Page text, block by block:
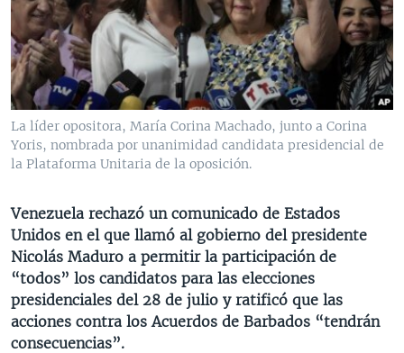
VENEZUELA
BRASIL
NICARAGUA
ECONOMÍA
ENTRETENIMIENTO Y CULTURA
TECNOLOGÍA
DEPORTES
CIENCIA Y SALUD
MULTIMEDIA
VIDEOS
FOTOGRAFÍA
AUDIOS
PROGRAMAS TV
EL MUNDO AL DÍA
FORO INTERAMERICANO
VISIÓN 360
PANORAMA
RADIO
AVANCE INFORMATIVO
AUDIONOTICIAS
ESTADOS UNIDOS AL DÍA
EL MUNDO AL DÍA [RADIO]
FORO [RADIO]
DEPORTIVO INTERNACIONAL
NOTA ECONÓMICA
DIRECT
DOCUMENTALES DE LA VOA
SÍGANOS
Idiomas
La líder opositora, María Corina Machado, junto a Corina
Yoris, nombrada por unanimidad candidata presidencial de
la Plataforma Unitaria de la oposición.
Venezuela rechazó un comunicado de Estados
Unidos en el que llamó al gobierno del presidente
Nicolás Maduro a permitir la participación de
“todos” los candidatos para las elecciones
presidenciales del 28 de julio y ratificó que las
acciones contra los Acuerdos de Barbados “tendrán
consecuencias”.